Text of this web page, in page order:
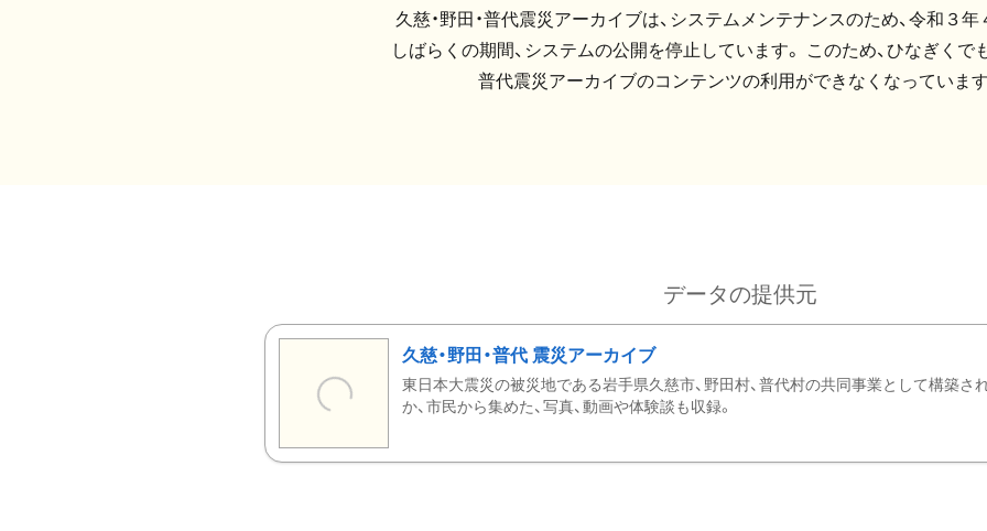
久慈・野田・普代震災アーカイブは、システムメンテナンスのため、令和３
しばらくの期間、システムの公開を停止しています。 このため、ひなぎくでも
普代震災アーカイブのコンテンツの利用ができなくなっています
データの提供元
久慈・野田・普代 震災アーカイブ
東日本大震災の被災地である岩手県久慈市、野田村、普代村の共同事業として構築さ
か、市民から集めた、写真、動画や体験談も収録。